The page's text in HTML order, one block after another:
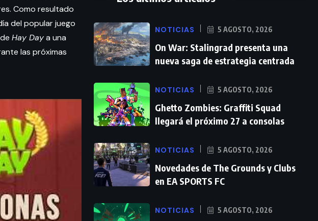
Como resultado
del popular juego
Hay Daya una
las próximas
NOTICIAS 5 AGOSTO, 2026
On War: Stalingrad presenta una
nueva saga de estrategia centrada
NOTICIAS 5 AGOSTO, 2026
Ghetto Zombies: Graffiti Squad
llegará el próximo 27 a consolas
NOTICIAS 5 AGOSTO, 2026
Novedades de The Grounds y Clubs
en EA SPORTS FC
NOTICIAS 5 AGOSTO, 2026